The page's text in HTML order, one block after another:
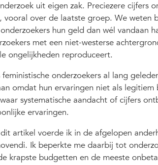
uit eigen zak. Preciezere cijfers
vooral over de laatste groep. We weten
hun geld dan wél vandaan
met een niet-westerse
ongelijkheden reproduceert.
feministische onderzoekers al lang
omdat hun ervaringen niet als
systematische aandacht of cijfers
ervaringen.
artikel voerde ik in de afgelopen
Ik beperkte me daarbij tot
krapste budgetten en de meeste